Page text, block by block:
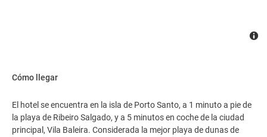
Cómo llegar
El hotel se encuentra en la isla de Porto Santo, a 1 minuto a pie de
la playa de Ribeiro Salgado, y a 5 minutos en coche de la ciudad
principal, Vila Baleira. Considerada la mejor playa de dunas de